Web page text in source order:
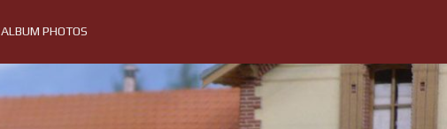
ALBUM PHOTOS